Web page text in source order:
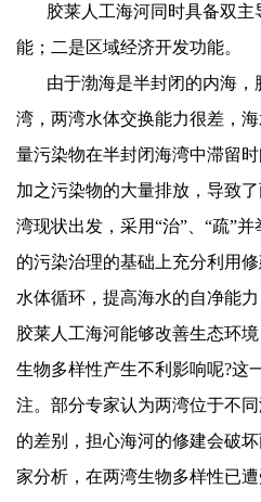
胶莱人工海河同时具备双
能；二是区域经济开发功能。
由于渤海是半封闭的内海
湾，两湾水体交换能力很差，
量污染物在半封闭海湾中滞留
加之污染物的大量排放，导致
湾现状出发，采用“治”、“疏”
的污染治理的基础上充分利用
水体循环，提高海水的自净能力
胶莱人工海河能够改善生态环
生物多样性产生不利影响呢?这
注。部分专家认为两湾位于不
的差别，担心海河的修建会破
家分析，在两湾生物多样性已